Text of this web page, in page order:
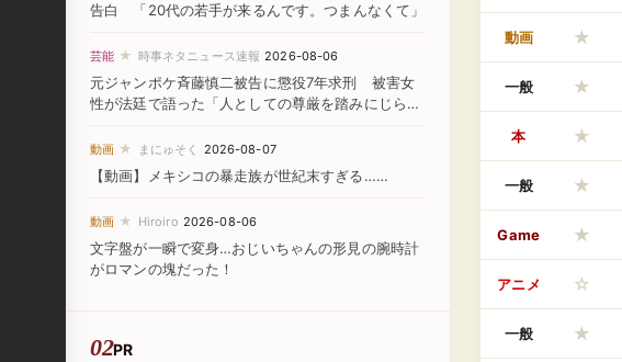
告白 「20代の若手が来るんです。つまんなくて」
芸能 ★ 時事ネタニュース速報 2026-08-06
元ジャンポケ斉藤慎二被告に懲役7年求刑 被害女
性が法廷で語った「人としての尊厳を踏みにじられ
動画 ★ まにゅそく 2026-08-07
【動画】メキシコの暴走族が世紀末すぎる……
動画 ★ Hiroiro 2026-08-06
文字盤が一瞬で変身…おじいちゃんの形見の腕時計
がロマンの塊だった！
PR
動画 ★
一般 ★
本 ★
一般 ★
Game ★
アニメ ☆
一般 ★